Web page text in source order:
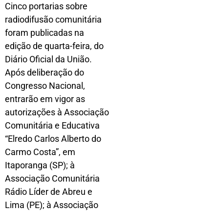
Cinco portarias sobre
radiodifusão comunitária
foram publicadas na
edição de quarta-feira, do
Diário Oficial da União.
Após deliberação do
Congresso Nacional,
entrarão em vigor as
autorizações à Associação
Comunitária e Educativa
“Elredo Carlos Alberto do
Carmo Costa”, em
Itaporanga (SP); à
Associação Comunitária
Rádio Líder de Abreu e
Lima (PE); à Associação